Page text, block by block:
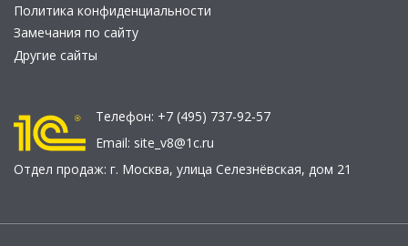
Политика конфиденциальности
Замечания по сайту
Другие сайты
Телефон: +7 (495) 737-92-57
Email: site_v8@1c.ru
Отдел продаж: г. Москва, улица Селезнёвская, дом 21